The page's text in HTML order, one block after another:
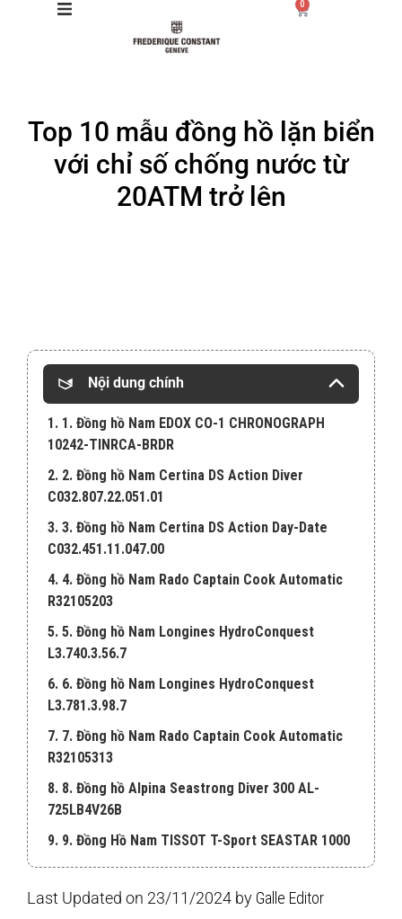
Manufacture
0
Top 10 mẫu đồng hồ lặn biển
với chỉ số chống nước từ
20ATM trở lên
Nội dung chính
1. 1. Đồng hồ Nam EDOX CO-1 CHRONOGRAPH
10242-TINRCA-BRDR
2. 2. Đồng hồ Nam Certina DS Action Diver
C032.807.22.051.01
3. 3. Đồng hồ Nam Certina DS Action Day-Date
C032.451.11.047.00
4. 4. Đồng hồ Nam Rado Captain Cook Automatic
R32105203
5. 5. Đồng hồ Nam Longines HydroConquest
L3.740.3.56.7
6. 6. Đồng hồ Nam Longines HydroConquest
L3.781.3.98.7
7. 7. Đồng hồ Nam Rado Captain Cook Automatic
R32105313
8. 8. Đồng hồ Alpina Seastrong Diver 300 AL-
725LB4V26B
9. 9. Đồng Hồ Nam TISSOT T-Sport SEASTAR 1000
10. 10. Đồng hồ Nam EDOX SKYDIVER DATE
Last Updated on 23/11/2024 by Galle Editor